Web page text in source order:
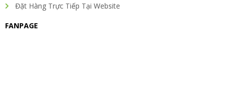
Đặt Hàng Trực Tiếp Tại Website
FANPAGE